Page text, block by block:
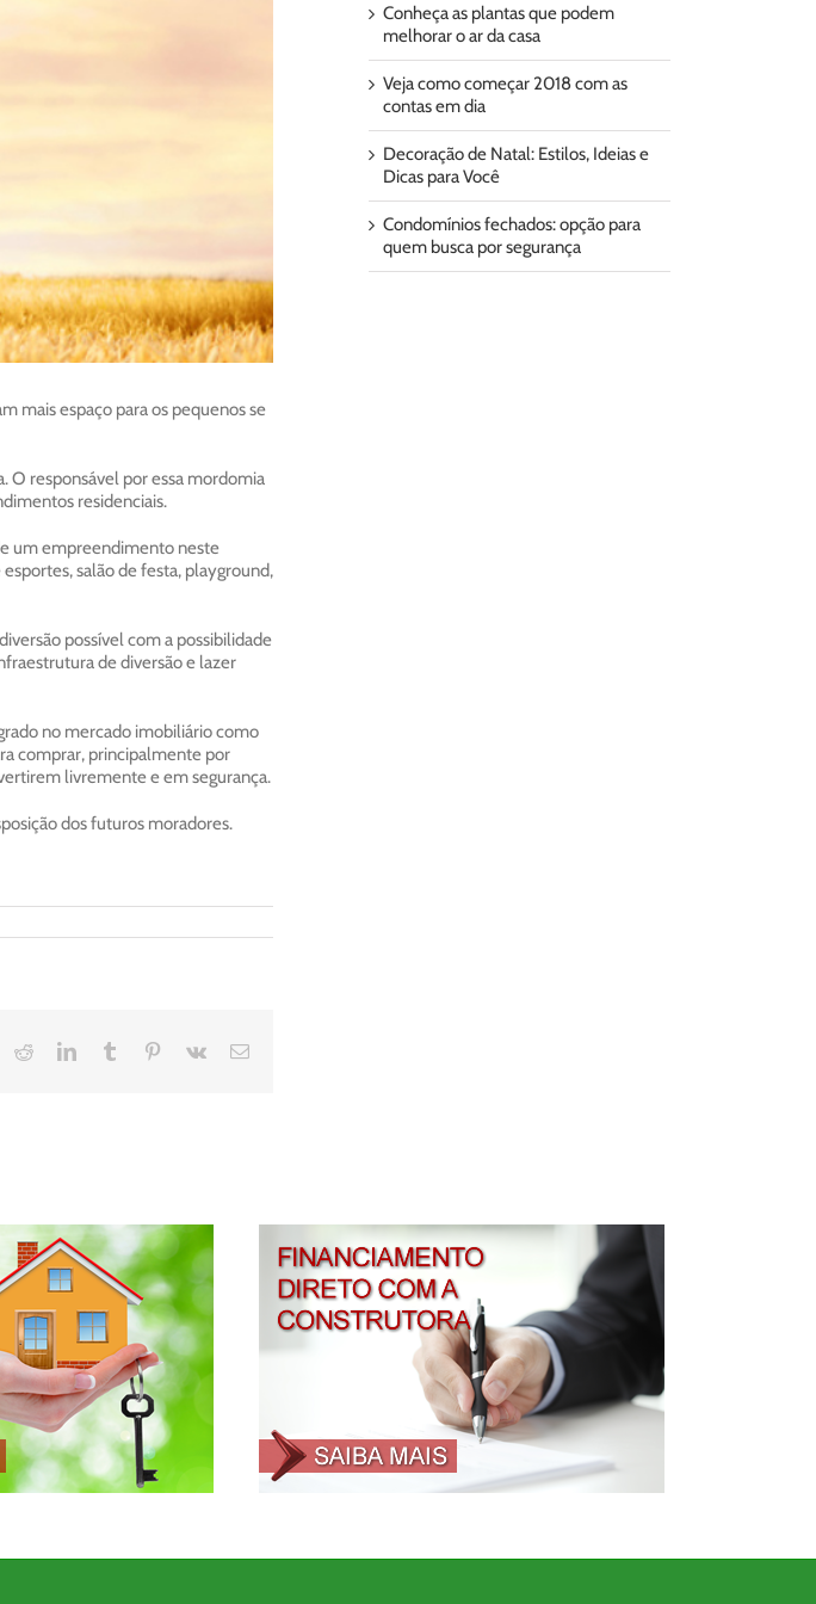
mais espaço para os pequenos se
O responsável por essa mordomia
residenciais.
um empreendimento neste
salão de festa, playground,
possível com a possibilidade
de diversão e lazer
no mercado imobiliário como
comprar, principalmente por
livremente e em segurança.
dos futuros moradores.
RedditLinkedInTumblr Pinterest
Vk
E-
Conheça as plantas que podem
melhorar o ar da casa
Veja como começar 2018 com as
contas em dia
Decoração de Natal: Estilos, Ideias e
Dicas para Você
Condomínios fechados: opção para
quem busca por segurança